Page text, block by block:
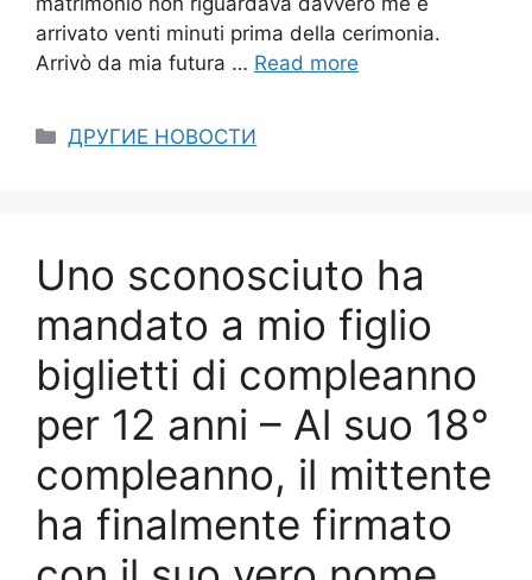
arrivato venti minuti prima della cerimonia.
Arrivò da mia futura … Read more
Categories
ДРУГИЕ НОВОСТИ
Uno sconosciuto ha
mandato a mio figlio
biglietti di compleanno
per 12 anni – Al suo 18°
compleanno, il mittente
ha finalmente firmato